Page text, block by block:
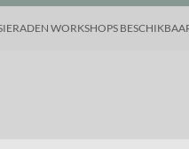
WORKSHOPS